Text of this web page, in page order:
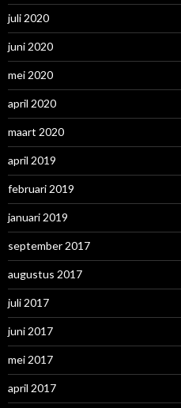
juli 2020
juni 2020
mei 2020
april 2020
maart 2020
april 2019
februari 2019
januari 2019
september 2017
augustus 2017
juli 2017
juni 2017
mei 2017
april 2017